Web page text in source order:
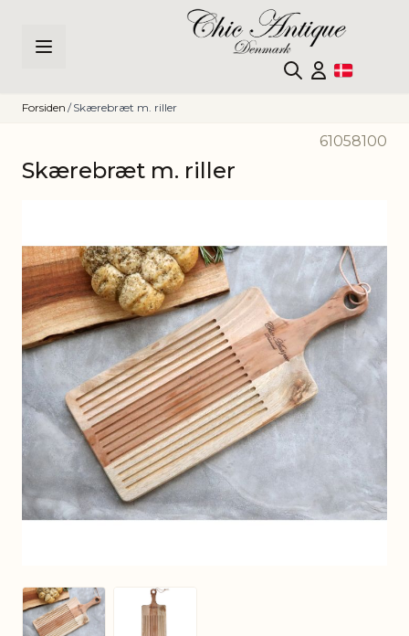
Forsiden / Skærebræt m. riller
61058100
Skærebræt m. riller
View larger imageView larger image